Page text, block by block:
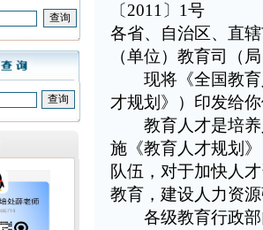
〔2011〕1号
各省、自治区、直
（单位）教育司（
现将《全国教育
才规划》）印发给
教育人才是培养
施《教育人才规划
队伍，对于加快人
教育，建设人力资
各级教育行政部